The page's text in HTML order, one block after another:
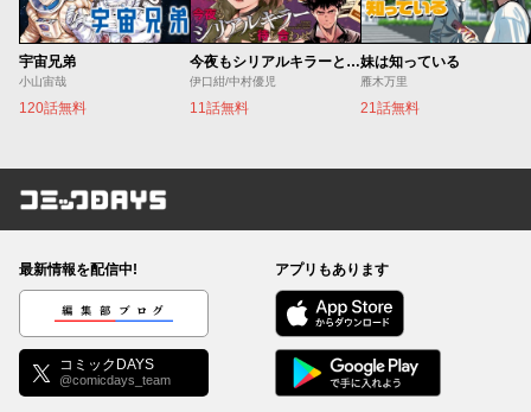
宇宙兄弟
小山宙哉
120話無料
今夜もシリアルキラーと待ち合わせ
伊口紺/中村優児
11話無料
妹は知っている
雁木万里
21話無料
コミックDAYS
最新情報を配信中!
編集部ブログ
コミックDAYS
@comicdays_team
アプリもあります